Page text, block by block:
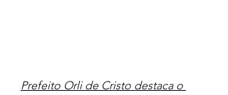
Prefeito Orli de Cristo destaca o